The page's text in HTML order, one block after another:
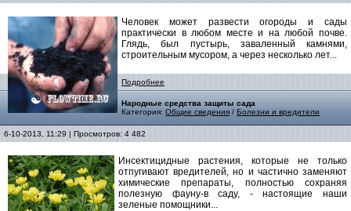
Человек может развести огороды и сады
практически в любом месте и на любой почве.
Глядь, был пустырь, заваленный камнями,
строительным мусором, а через несколько лет...
Подробнее
Народные средства защиты сада
Категория: Общие сведения / Болезни и вредители
6-10-2013, 11:29 | Просмотров: 4 482
Инсектицидные растения, которые не только
отпугивают вредителей, но и частично заменяют
химические препараты, полностью сохраняя
полезную фауну-в саду, - настоящие наши
зеленые помощники...